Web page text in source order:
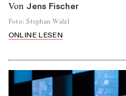
von Jens Fischer
Foto: Stephan Walzl
ONLINE LESEN